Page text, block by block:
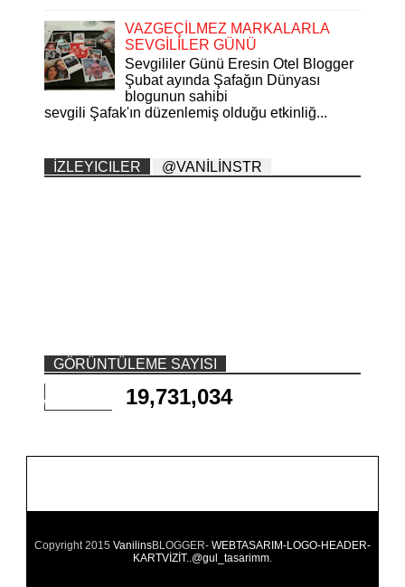
VAZGEÇİLMEZ MARKALARLA
SEVGİLİLER GÜNÜ
Sevgililer Günü Eresin Otel Blogger
Şubat ayında Şafağın Dünyası
blogunun sahibi
sevgili Şafak'ın düzenlemiş olduğu etkinliğ...
İZLEYICILER @VANİLİNSTR
GÖRÜNTÜLEME SAYISI
19,731,034
Copyright 2015 VanilinsBLOGGER- WEBTASARIM-LOGO-HEADER-
KARTVİZİT..@gul_tasarimm.